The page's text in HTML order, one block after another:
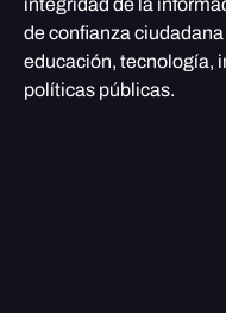
integridad de la
de confianza
educación, tecnología,
políticas públicas.